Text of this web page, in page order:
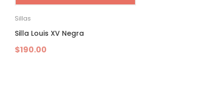
Sillas
Silla Louis XV Negra
$190.00